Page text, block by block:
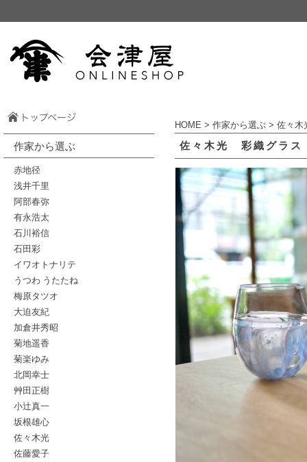
作家から選ぶ
赤地径
浅井千里
阿部春弥
有永浩太
石川裕信
石田彩
イワオトナリテ
うつわ うたたね
梅原タツオ
大迫友紀
加倉井秀昭
菊地遥香
菊楽ゆみ
北岡幸士
艸田正樹
小辻真一
坂根雄心
佐々木光
佐藤愛子
HOME > 作家から選ぶ > 佐々木
佐々木光 彩織グラス